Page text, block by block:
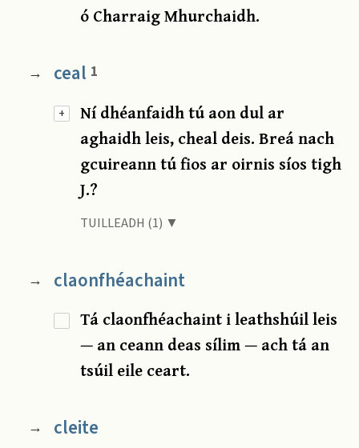
ó Charraig Mhurchaidh.
+
→ ceal 1
Ní dhéanfaidh tú aon dul ar
aghaidh leis, cheal deis. Breá nach
gcuireann tú fios ar oirnis síos tigh
J.?
TUILLEADH (1) ▼
→ claonfhéachaint
Tá claonfhéachaint i leathshúil leis
— an ceann deas sílim — ach tá an
tsúil eile ceart.
→ cleite